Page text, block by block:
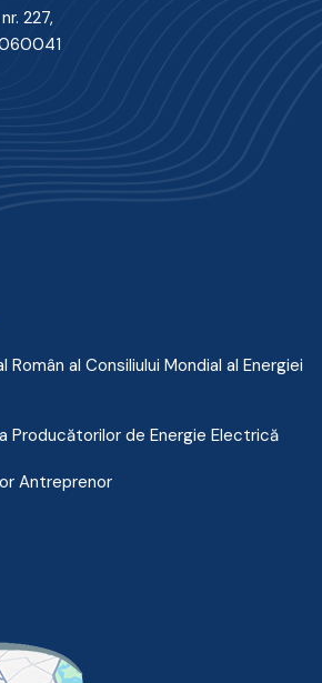
227,
al Consiliului Mondial al Energiei
Producătorilor de Energie Electrică
Antreprenor